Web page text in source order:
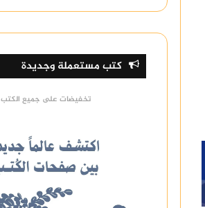
كتب مستعملة وجديدة
تخفيضات على جميع الكتب